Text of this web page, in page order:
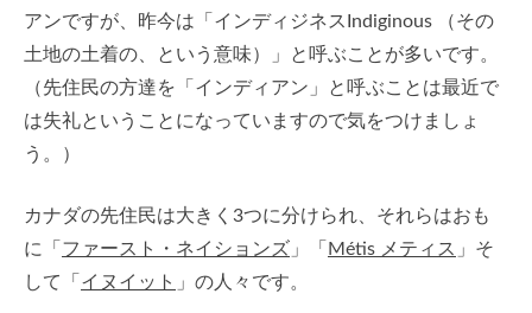
アンですが、昨今は「インディジネスIndiginous （その
土地の土着の、という意味）」と呼ぶことが多いです。
（先住民の方達を「インディアン」と呼ぶことは最近で
は失礼ということになっていますので気をつけましょ
う。）
カナダの先住民は大きく3つに分けられ、それらはおも
に「 ファースト・ネイションズ 」「 Métis メティス 」そ
して「 イヌイット 」の人々です。